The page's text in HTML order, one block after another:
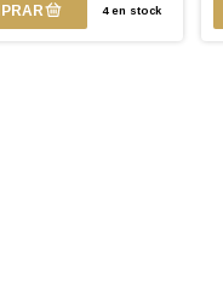
4en stock